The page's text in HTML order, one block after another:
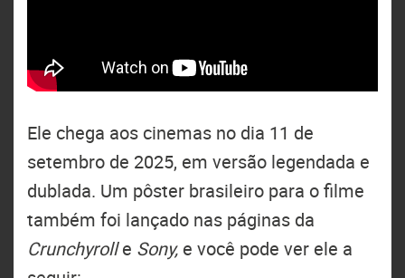
Ele chega aos cinemas no dia 11 de
setembro de 2025, em versão legendada e
dublada. Um pôster brasileiro para o filme
também foi lançado nas páginas da
Crunchyrolle Sony, e você pode ver ele a